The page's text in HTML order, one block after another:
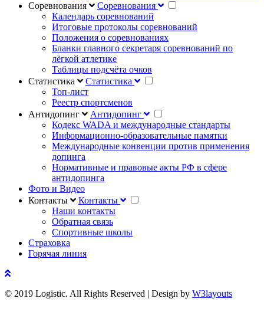
Соревнования
Соревнования
Календарь соревнований
Итоговые протоколы соревнований
Положения о соревнованиях
Бланки главного секретаря соревнований по
лёгкой атлетике
Таблицы подсчёта очков
Статистика
Статистика
Топ-лист
Реестр спортсменов
Антидопинг
Антидопинг
Кодекс WADA и международные стандарты
Информационно-образовательные памятки
Международные конвенции против применения
допинга
Нормативные и правовые акты РФ в сфере
антидопинга
Фото и Видео
Контакты
Контакты
Наши контакты
Обратная связь
Спортивные школы
Страховка
Горячая линия
© 2019 Logistic. All Rights Reserved | Design by W3layouts